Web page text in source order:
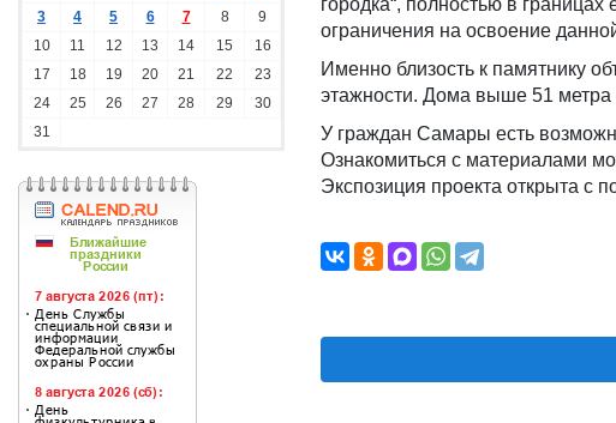
3
4 5 6 7 8
9
10
11 12 13 14 15
16
17
18 19 20 21 22
23
24
25 26 27 28 29
30
31
городка“, полностью в
ограничения на освоение
Именно близость к памятнику
этажности. Дома выше 51 метра
У граждан Самары есть
Ознакомиться с материалами
Экспозиция проекта открыта с